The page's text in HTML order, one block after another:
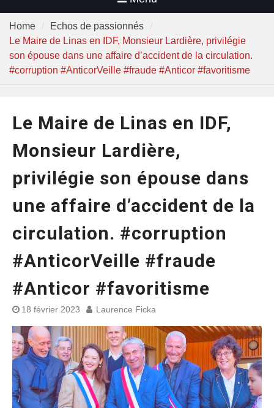
Home
Echos de passionnés
Le Maire de Linas en IDF, Monsieur Lardière, privilégie
son épouse dans une affaire d’accident de la circulation.
#corruption #AnticorVeille #fraude #Anticor #favoritisme
Le Maire de Linas en IDF,
Monsieur Lardière,
privilégie son épouse dans
une affaire d’accident de la
circulation. #corruption
#AnticorVeille #fraude
#Anticor #favoritisme
18 février 2023 Laurence Ficka